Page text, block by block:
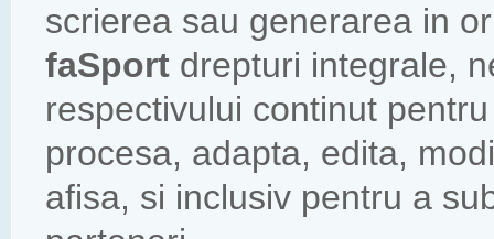
scrierea sau generarea in
faSport drepturi integrale,
respectivului continut
procesa, adapta, edita,
afisa, si inclusiv pentru a